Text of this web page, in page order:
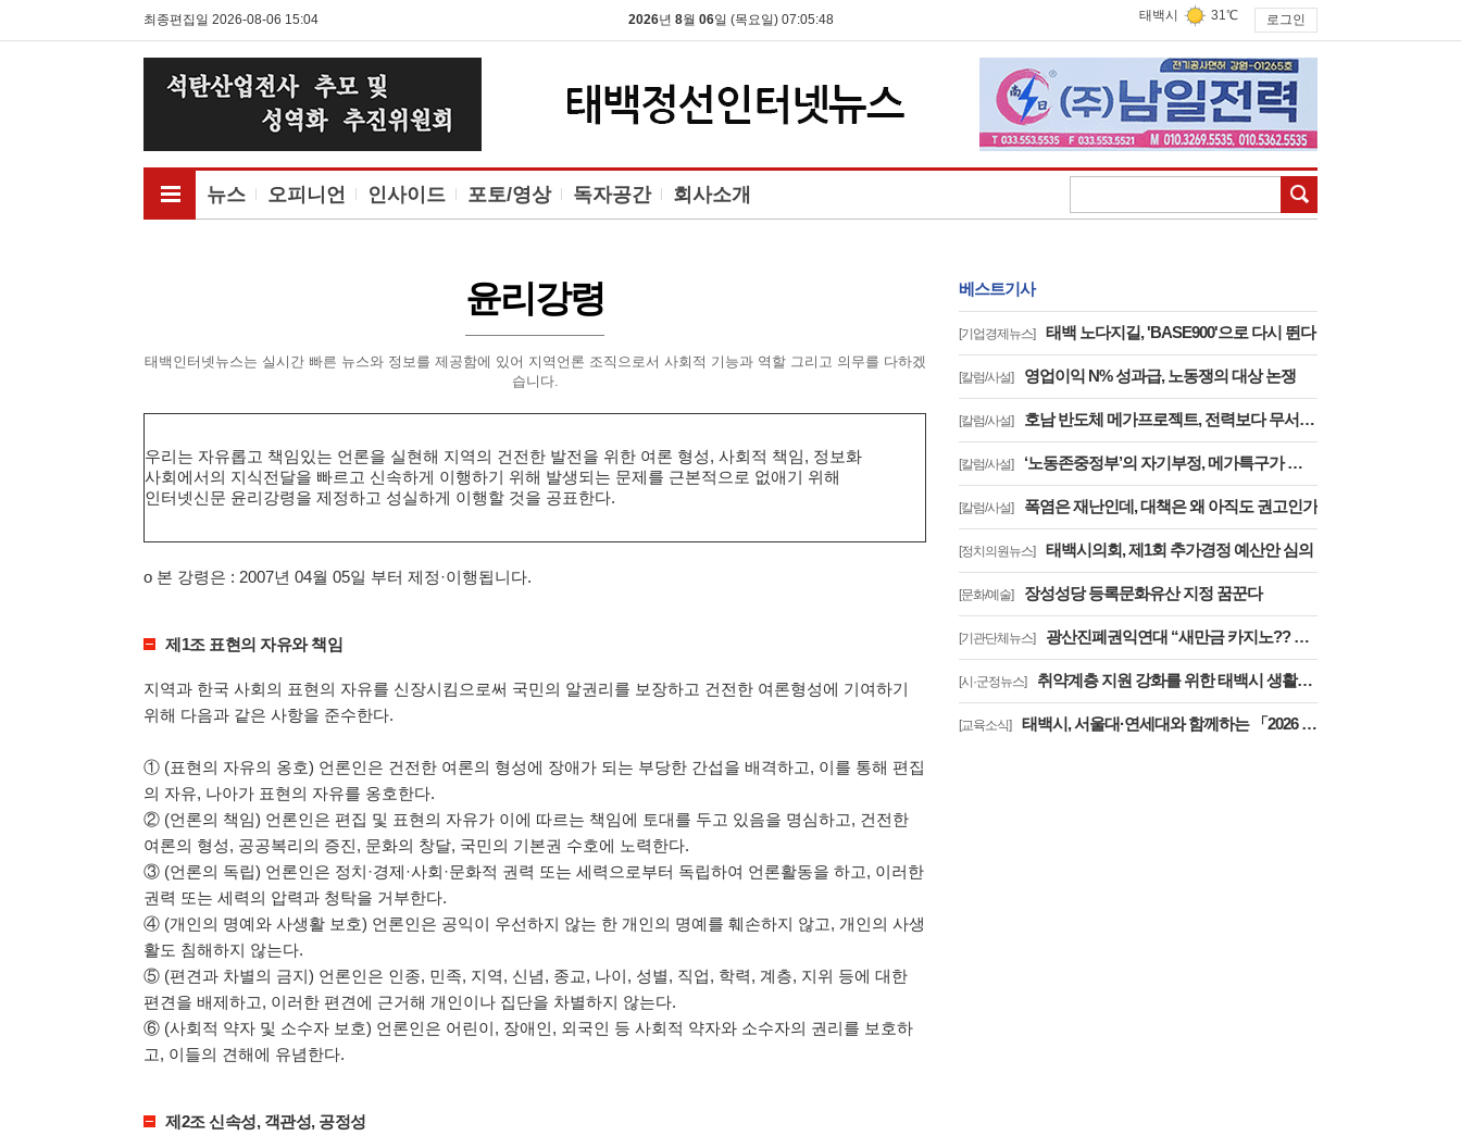
최종편집일 2026-08-06 15:04 2026년 8월 06일 (목요일) 07:05:49 태백시 31℃ 로그인
뉴스 오피니언 인사이드 포토/영상 독자공간 회사소개
전체메뉴보기
윤리강령
태백인터넷뉴스는 실시간 빠른 뉴스와 정보를 제공함에 있어 지역언론 조직으로서 사회적 기능과 역할 그리고 의무를 다하겠
습니다.
우리는 자유롭고 책임있는 언론을 실현해 지역의 건전한 발전을 위한 여론 형성, 사회적 책임, 정보화
사회에서의 지식전달을 빠르고 신속하게 이행하기 위해 발생되는 문제를 근본적으로 없애기 위해
인터넷신문 윤리강령을 제정하고 성실하게 이행할 것을 공표한다.
ο 본 강령은 : 2007년 04월 05일 부터 제정·이행됩니다.
제1조 표현의 자유와 책임
지역과 한국 사회의 표현의 자유를 신장시킴으로써 국민의 알권리를 보장하고 건전한 여론형성에 기여하기
위해 다음과 같은 사항을 준수한다.
① (표현의 자유의 옹호) 언론인은 건전한 여론의 형성에 장애가 되는 부당한 간섭을 배격하고, 이를 통해 편집
의 자유, 나아가 표현의 자유를 옹호한다.
② (언론의 책임) 언론인은 편집 및 표현의 자유가 이에 따르는 책임에 토대를 두고 있음을 명심하고, 건전한
여론의 형성, 공공복리의 증진, 문화의 창달, 국민의 기본권 수호에 노력한다.
③ (언론의 독립) 언론인은 정치·경제·사회·문화적 권력 또는 세력으로부터 독립하여 언론활동을 하고, 이러한
권력 또는 세력의 압력과 청탁을 거부한다.
④ (개인의 명예와 사생활 보호) 언론인은 공익이 우선하지 않는 한 개인의 명예를 훼손하지 않고, 개인의 사생
활도 침해하지 않는다.
⑤ (편견과 차별의 금지) 언론인은 인종, 민족, 지역, 신념, 종교, 나이, 성별, 직업, 학력, 계층, 지위 등에 대한
편견을 배제하고, 이러한 편견에 근거해 개인이나 집단을 차별하지 않는다.
⑥ (사회적 약자 및 소수자 보호) 언론인은 어린이, 장애인, 외국인 등 사회적 약자와 소수자의 권리를 보호하
고, 이들의 견해에 유념한다.
제2조 신속성, 객관성, 공정성
베스트기사
[기업경제뉴스] 태백 노다지길, 'BASE900'으로 다시 뛴다
[칼럼/사설] 영업이익 N% 성과급, 노동쟁의 대상 논쟁
[칼럼/사설] 호남 반도체 메가프로젝트, 전력보다 무서운 건 '노동의 실종'이다
[칼럼/사설] ‘노동존중정부’의 자기부정, 메가특구가 여는 위험한 선례
[칼럼/사설] 폭염은 재난인데, 대책은 왜 아직도 권고인가
[정치의원뉴스] 태백시의회, 제1회 추가경정 예산안 심의
[문화/예술] 장성성당 등록문화유산 지정 꿈꾼다
[기관단체뉴스] 광산진폐권익연대 “새만금 카지노?? 어림없다! 꿈도 꾸지 마라!”
[시·군정뉴스] 취약계층 지원 강화를 위한 태백시 생활보장위원회 심의회 개최
[교육소식] 태백시, 서울대·연세대와 함께하는 「2026 대학생과 함께하는 교육캠프」 운영